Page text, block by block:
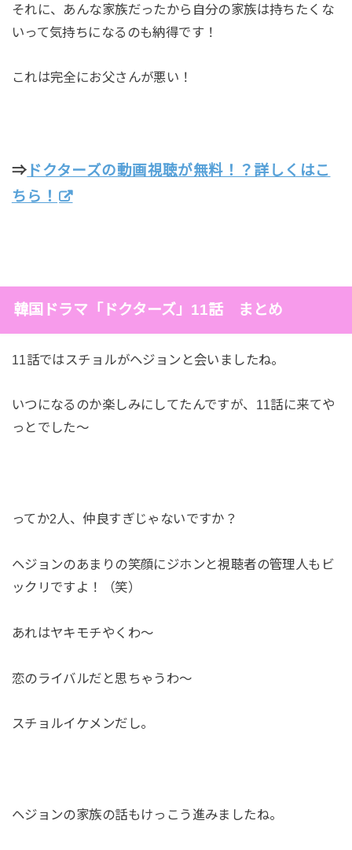
それに、あんな家族だったから自分の家族は持ちたくな
いって気持ちになるのも納得です！
これは完全にお父さんが悪い！
⇒ ドクターズの動画視聴が無料！？詳しくはこ
ちら！
韓国ドラマ「ドクターズ」11話 まとめ
11話ではスチョルがヘジョンと会いましたね。
いつになるのか楽しみにしてたんですが、11話に来てや
っとでした～
ってか2人、仲良すぎじゃないですか？
ヘジョンのあまりの笑顔にジホンと視聴者の管理人もビ
ックリですよ！（笑）
あれはヤキモチやくわ～
恋のライバルだと思ちゃうわ～
スチョルイケメンだし。
ヘジョンの家族の話もけっこう進みましたね。